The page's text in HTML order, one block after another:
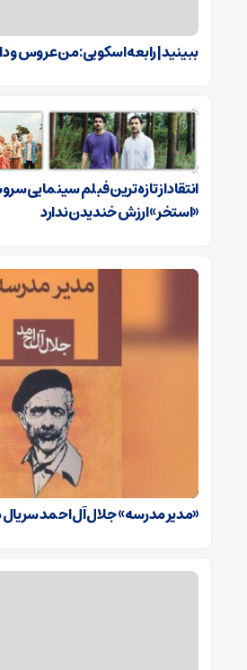
ببینید | رابعه اسکویی: من عروس و
انتقاد از تازه ترین فبلم
«استخر» ارزش خندیدن ندارد
«مدیر مدرسه» جلال آل احمد